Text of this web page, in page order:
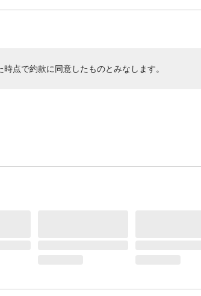
点で約款に同意したものとみなします。